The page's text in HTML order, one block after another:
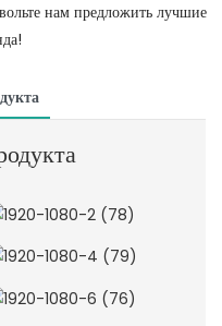
нам предложить лучшие